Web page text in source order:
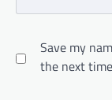
Save my
the next